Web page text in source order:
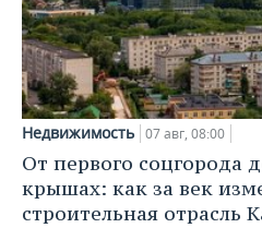
Недвижимость 07 авг, 08:00
От первого соцгорода
крышах: как за век
строительная отрасль